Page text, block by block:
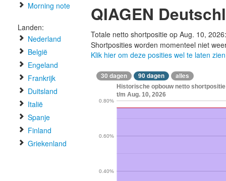
Morning note
Landen:
Nederland
België
Engeland
Frankrijk
Duitsland
Italië
Spanje
Finland
Griekenland
QIAGEN
Totale netto shortpositie op Aug. 10,
Shortposities worden momenteel niet
Klik hier om deze posities wel te laten zien
30 dagen 90 dagen alles
Historische opbouw netto
t/m Aug. 10, 2026
0.40%
0.60%
0.80%